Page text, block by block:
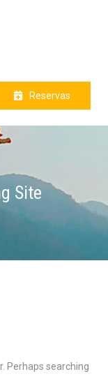
Reservas
Site
Perhaps searching